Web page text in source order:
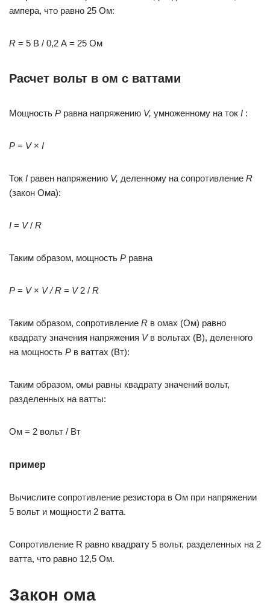
ампера, что равно 25 Ом:
R = 5 В / 0,2 А = 25 Ом
Расчет вольт в ом с ваттами
Мощность P равна напряжению V, умноженному на ток I :
P = V× I
Ток I равен напряжению V, деленному на сопротивление R
(закон Ома):
I = V/ R
Таким образом, мощность P равна
P = V× V / R = V2 / R
Таким образом, сопротивление R в омах (Ом) равно
квадрату значения напряжения Vв вольтах (В), деленного
на мощность P в ваттах (Вт):
Таким образом, омы равны квадрату значений вольт,
разделенных на ватты:
Ом = 2 вольт / Вт
пример
Вычислите сопротивление резистора в Ом при напряжении
5 вольт и мощности 2 ватта.
Сопротивление R равно квадрату 5 вольт, разделенных на 2
ватта, что равно 12,5 Ом.
Закон ома